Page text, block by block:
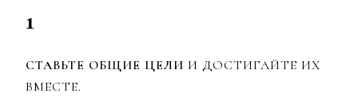
1
СТАВЬТЕ ОБЩИЕ ЦЕЛИ И ДОСТИГАЙТЕ ИХ
ВМЕСТЕ.